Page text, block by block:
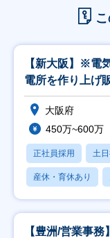
【新大阪】※電
電所を作り上げ
勤）
大阪府
450万~600万
正社員採用 土
産休・育休あり
【豊洲/営業事